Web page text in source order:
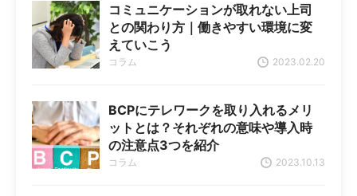
コミュニケーションが取れない上司
との関わり方｜働きやすい環境に変
えていこう
2023.02.20
コラム
BCPにテレワークを取り入れるメリ
ットとは？それぞれの意味や導入時
の注意点3つを紹介
2023.10.13
コラム